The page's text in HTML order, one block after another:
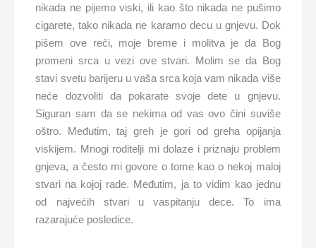
nikada ne pijemo viski, ili kao što nikada ne pušimo
cigarete, tako nikada ne karamo decu u gnjevu. Dok
pišem ove reči, moje breme i molitva je da Bog
promeni srca u vezi ove stvari. Molim se da Bog
stavi svetu barijeru u vaša srca koja vam nikada više
neće dozvoliti da pokarate svoje dete u gnjevu.
Siguran sam da se nekima od vas ovo čini suviše
oštro. Međutim, taj greh je gori od greha opijanja
viskijem. Mnogi roditelji mi dolaze i priznaju problem
gnjeva, a često mi govore o tome kao o nekoj maloj
stvari na kojoj rade. Međutim, ja to vidim kao jednu
od najvećih stvari u vaspitanju dece. To ima
razarajuće posledice.